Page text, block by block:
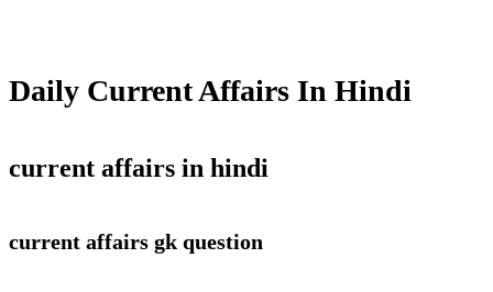
Daily Current Affairs In Hindi
current affairs in hindi
current affairs gk question